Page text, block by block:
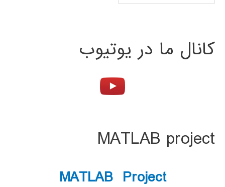
کانال ما در یوتیوب
MATLAB project
MATLAB Project